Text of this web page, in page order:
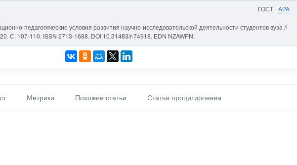
ГОСТ APA
педагогические условия развития научно-исследовательской деятельности студентов вуза //
С. 107-110. ISSN 2713-1688. DOI 10.31483/r-74918. EDN NZAWPN.
Метрики Похожие статьи Статья процитирована